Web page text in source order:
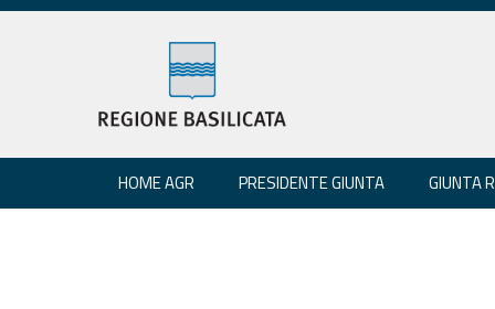
HOME AGR PRESIDENTE GIUNTA GIUNTA